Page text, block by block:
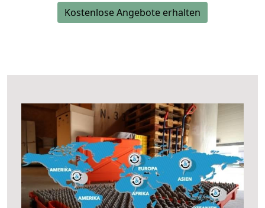
Kostenlose Angebote erhalten